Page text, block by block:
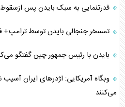
قدرتنمایی به سبک بایدن پس ازسقوط
تمسخر جنجالی بایدن توسط ترامپ+
بایدن با رئیس جمهور چین گفتگو
وبگاه آمریکایی: اژدرهای ایران
می‌کنند